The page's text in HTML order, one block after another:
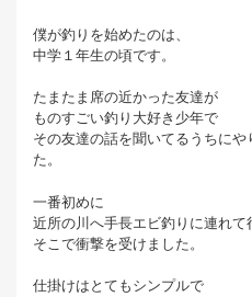
僕が釣りを始めたのは、
中学１年生の頃です。
たまたま席の近かった友達が
ものすごい釣り大好き少年で
その友達の話を聞いてるうちに
た。
一番初めに
近所の川へ手長エビ釣りに連れて
そこで衝撃を受けました。
仕掛けはとてもシンプルで